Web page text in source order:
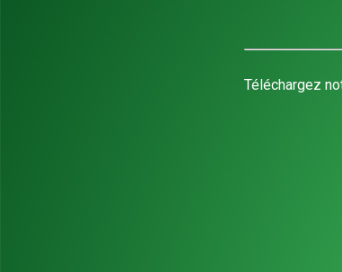
Téléchargez